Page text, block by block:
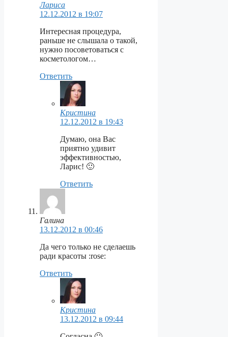
Лариса
12.12.2012 в 19:07
Интересная процедура,
раньше не слышала о такой,
нужно посоветоваться с
косметологом…
Ответить
Кристина
12.12.2012 в 19:43
Думаю, она Вас
приятно удивит
эффективностью,
Ларис! 🙂
Ответить
Галина
13.12.2012 в 00:46
Да чего только не сделаешь
ради красоты :rose:
Ответить
Кристина
13.12.2012 в 09:44